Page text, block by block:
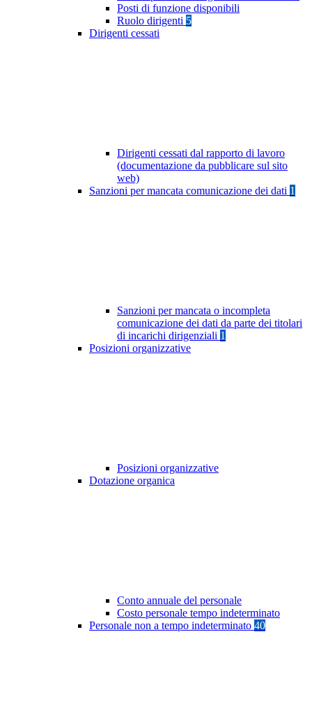
Posti di funzione disponibili
Ruolo dirigenti 5
Dirigenti cessati
Dirigenti cessati dal rapporto di lavoro
(documentazione da pubblicare sul sito
web)
Sanzioni per mancata comunicazione dei dati 1
Sanzioni per mancata o incompleta
comunicazione dei dati da parte dei titolari
di incarichi dirigenziali 1
Posizioni organizzative
Posizioni organizzative
Dotazione organica
Conto annuale del personale
Costo personale tempo indeterminato
Personale non a tempo indeterminato 40